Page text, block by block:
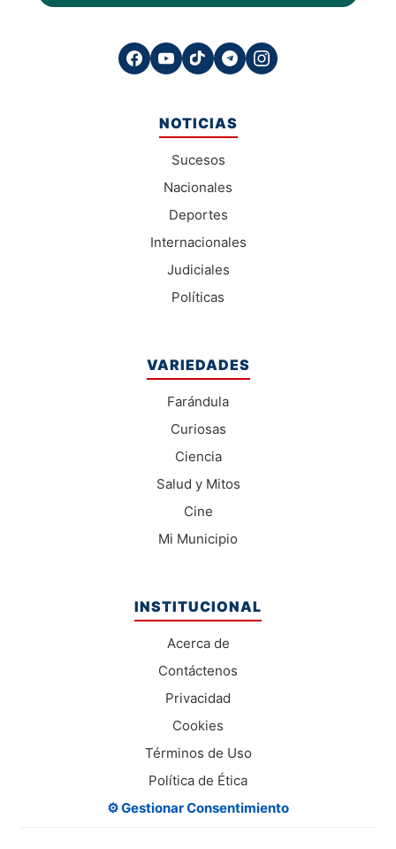
NOTICIAS
Sucesos
Nacionales
Deportes
Internacionales
Judiciales
Políticas
VARIEDADES
Farándula
Curiosas
Ciencia
Salud y Mitos
Cine
Mi Municipio
INSTITUCIONAL
Acerca de
Contáctenos
Privacidad
Cookies
Términos de Uso
Política de Ética
⚙️ Gestionar Consentimiento